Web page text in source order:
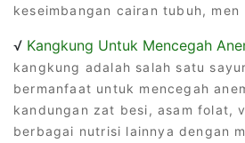
keseimbangan cairan tubuh, men
√ Kangkung Untuk Mencegah
kangkung adalah salah satu
bermanfaat untuk mencegah
kandungan zat besi, asam folat,
berbagai nutrisi lainnya dengan